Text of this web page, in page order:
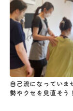
自己流になっていま
勢やクセを見直そう！